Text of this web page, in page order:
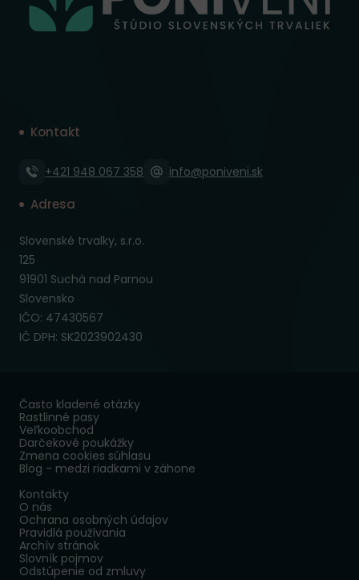
Kontakt
+421 948 067 358 info@poniveni.sk
Adresa
Slovenské trvalky, s.r.o.
125
91901 Suchá nad Parnou
Slovensko
IČO: 47430567
IČ DPH: SK2023902430
Často kladené otázky
Rastlinné pasy
Veľkoobchod
Darčekové poukážky
Zmena cookies súhlasu
Blog - medzi riadkami v záhone
Kontakty
O nás
Ochrana osobných údajov
Pravidlá používania
Archív stránok
Slovník pojmov
Odstúpenie od zmluvy